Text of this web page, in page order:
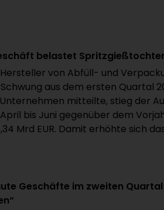
belastet
von Abfüll- und
aus dem ersten Quartal
mitteilte, stieg der
bis Juni gegenüber dem
Mrd EUR. Damit erhöhte sich
Geschäfte im zweiten Quartal